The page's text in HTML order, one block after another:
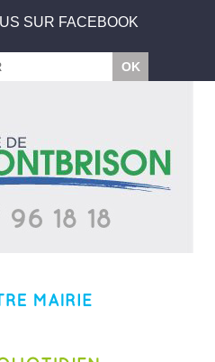
SUR FACEBOOK